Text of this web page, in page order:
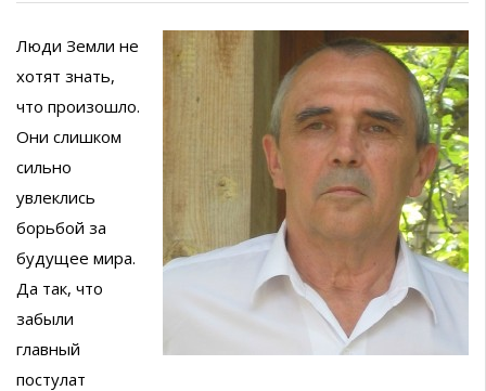
Люди Земли не
хотят знать,
что произошло.
Они слишком
сильно
увлеклись
борьбой за
будущее мира.
Да так, что
забыли
главный
постулат